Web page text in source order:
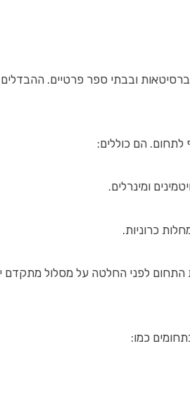
ובבתי ספר פרטיים.
הם כוללים:
ומינרלים.
כרוניות.
התחום לפני החלטה על מסלול מתקדם
כמו: